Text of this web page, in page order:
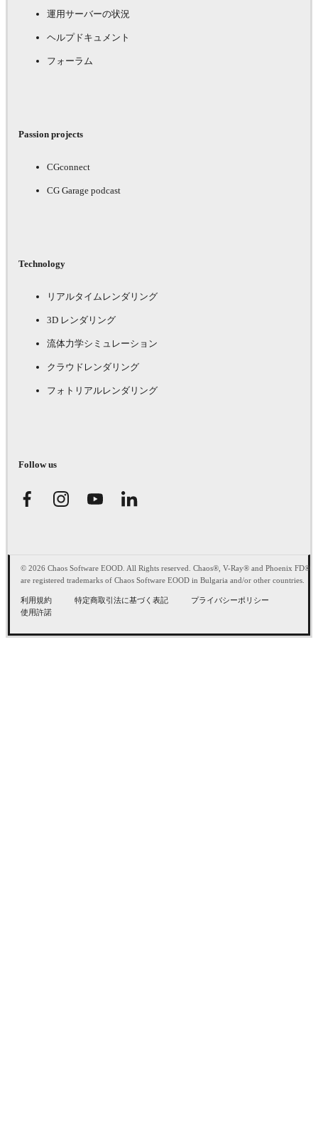
運用サーバーの状況
ヘルプドキュメント
フォーラム
Passion projects
CGconnect
CG Garage podcast
Technology
リアルタイムレンダリング
3D レンダリング
流体力学シミュレーション
クラウドレンダリング
フォトリアルレンダリング
Follow us
© 2026 Chaos Software EOOD. All Rights reserved. Chaos®, V-Ray® and Phoenix FD®
are registered trademarks of Chaos Software EOOD in Bulgaria and/or other countries.
利用規約 特定商取引法に基づく表記
プライバシーポリシー
使用許諾